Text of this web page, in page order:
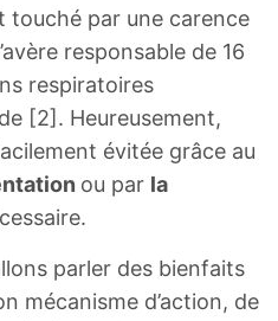
touché par une carence
responsable de 16
respiratoires
[2]. Heureusement,
évitée grâce au
ou par la
parler des bienfaits
mécanisme d’action, de